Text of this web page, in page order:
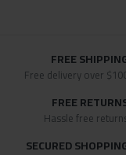
FREE
Free delivery over
FREE
Hassle free
SECURED